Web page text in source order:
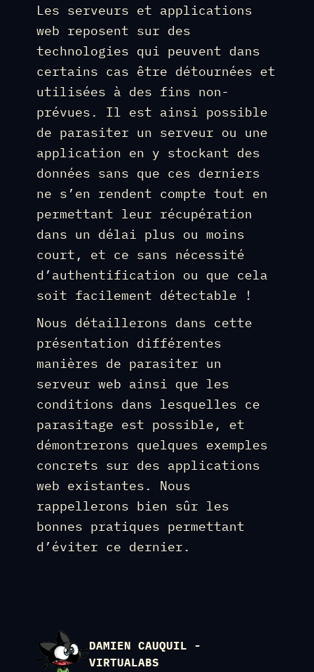
Les serveurs et applications
web reposent sur des
technologies qui peuvent dans
certains cas être détournées et
utilisées à des fins non-
prévues. Il est ainsi possible
de parasiter un serveur ou une
application en y stockant des
données sans que ces derniers
ne s’en rendent compte tout en
permettant leur récupération
dans un délai plus ou moins
court, et ce sans nécessité
d’authentification ou que cela
soit facilement détectable !
Nous détaillerons dans cette
présentation différentes
manières de parasiter un
serveur web ainsi que les
conditions dans lesquelles ce
parasitage est possible, et
démontrerons quelques exemples
concrets sur des applications
web existantes. Nous
rappellerons bien sûr les
bonnes pratiques permettant
d’éviter ce dernier.
DAMIEN CAUQUIL -
VIRTUALABS